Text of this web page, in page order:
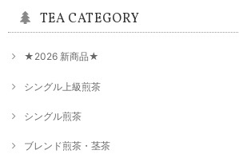
シングル煎茶【つゆひかり】80g
2025/02/17
TEA CATEGORY
★2026 新商品★
シングル上級煎茶
シングル煎茶
ブレンド煎茶・茎茶